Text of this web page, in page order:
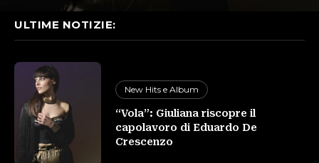
ULTIME NOTIZIE:
New Hits e Album
“Vola”: Giuliana riscopre il
capolavoro di Eduardo De
Crescenzo